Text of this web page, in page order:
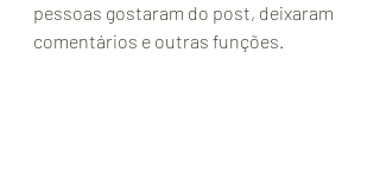
pessoas gostaram do post, deixaram
comentários e outras funções.